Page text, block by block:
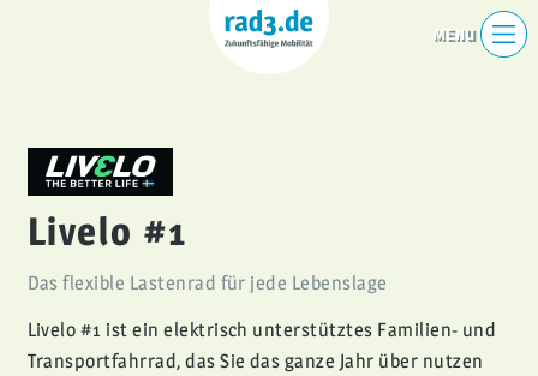
Livelo #1
Das flexible Lastenrad für jede Lebenslage
Livelo #1 ist ein elektrisch unterstütztes Familien- und
Transportfahrrad, das Sie das ganze Jahr über nutzen